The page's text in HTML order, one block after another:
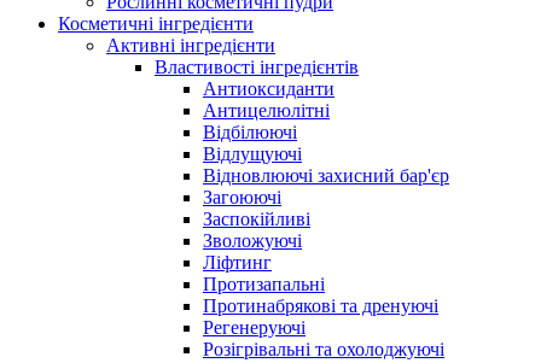
Косметичні інгредієнти
Активні інгредієнти
Властивості інгредієнтів
Антиоксиданти
Антицелюлітні
Відбілюючі
Відлущуючі
Відновлюючі захисний бар'єр
Загоюючі
Заспокійливі
Зволожуючі
Ліфтинг
Протизапальні
Протинабрякові та дренуючі
Регенеруючі
Розігрівальні та охолоджуючі